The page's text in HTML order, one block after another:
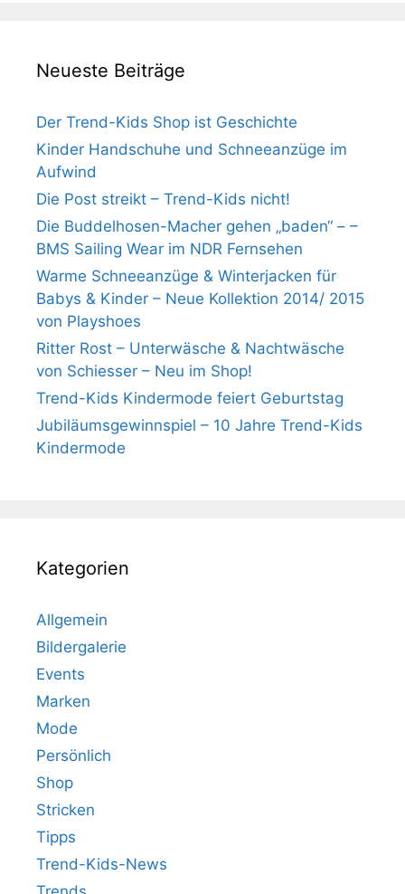
Neueste Beiträge
Der Trend-Kids Shop ist Geschichte
Kinder Handschuhe und Schneeanzüge im
Aufwind
Die Post streikt – Trend-Kids nicht!
Die Buddelhosen-Macher gehen „baden“ – –
BMS Sailing Wear im NDR Fernsehen
Warme Schneeanzüge & Winterjacken für
Babys & Kinder – Neue Kollektion 2014/ 2015
von Playshoes
Ritter Rost – Unterwäsche & Nachtwäsche
von Schiesser – Neu im Shop!
Trend-Kids Kindermode feiert Geburtstag
Jubiläumsgewinnspiel – 10 Jahre Trend-Kids
Kindermode
Kategorien
Allgemein
Bildergalerie
Events
Marken
Mode
Persönlich
Shop
Stricken
Tipps
Trend-Kids-News